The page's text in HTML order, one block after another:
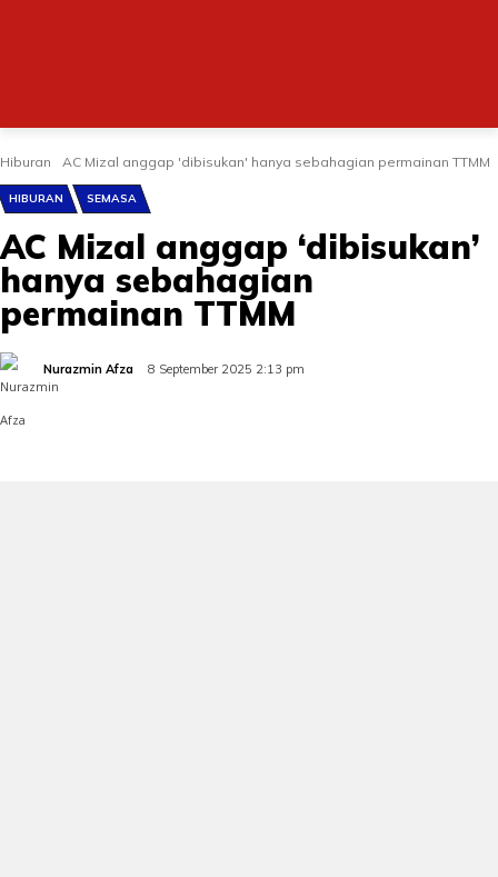
Hiburan AC Mizal anggap 'dibisukan' hanya sebahagian permainan TTMM
HIBURAN SEMASA
AC Mizal anggap ‘dibisukan’
hanya sebahagian
permainan TTMM
Nurazmin Afza 8 September 2025 2:13 pm